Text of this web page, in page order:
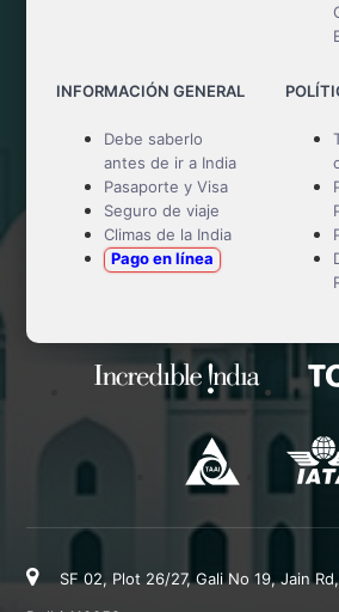
INFORMACIÓN GENERAL
Debe saberlo
antes de ir a India
Pasaporte y Visa
Seguro de viaje
Climas de la India
Pago en línea
SF 02, Plot 26/27, Gali No 19, Jain